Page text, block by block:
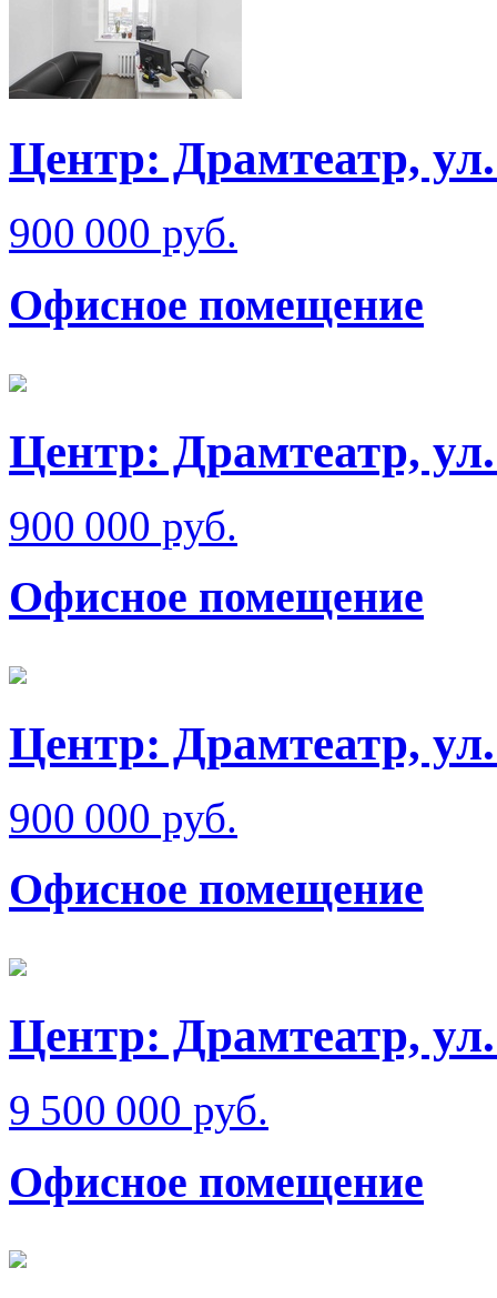
Центр: Драмтеатр,
900 000 руб.
Офисное помещение
Центр: Драмтеатр,
900 000 руб.
Офисное помещение
Центр: Драмтеатр,
900 000 руб.
Офисное помещение
Центр: Драмтеатр,
9 500 000 руб.
Офисное помещение